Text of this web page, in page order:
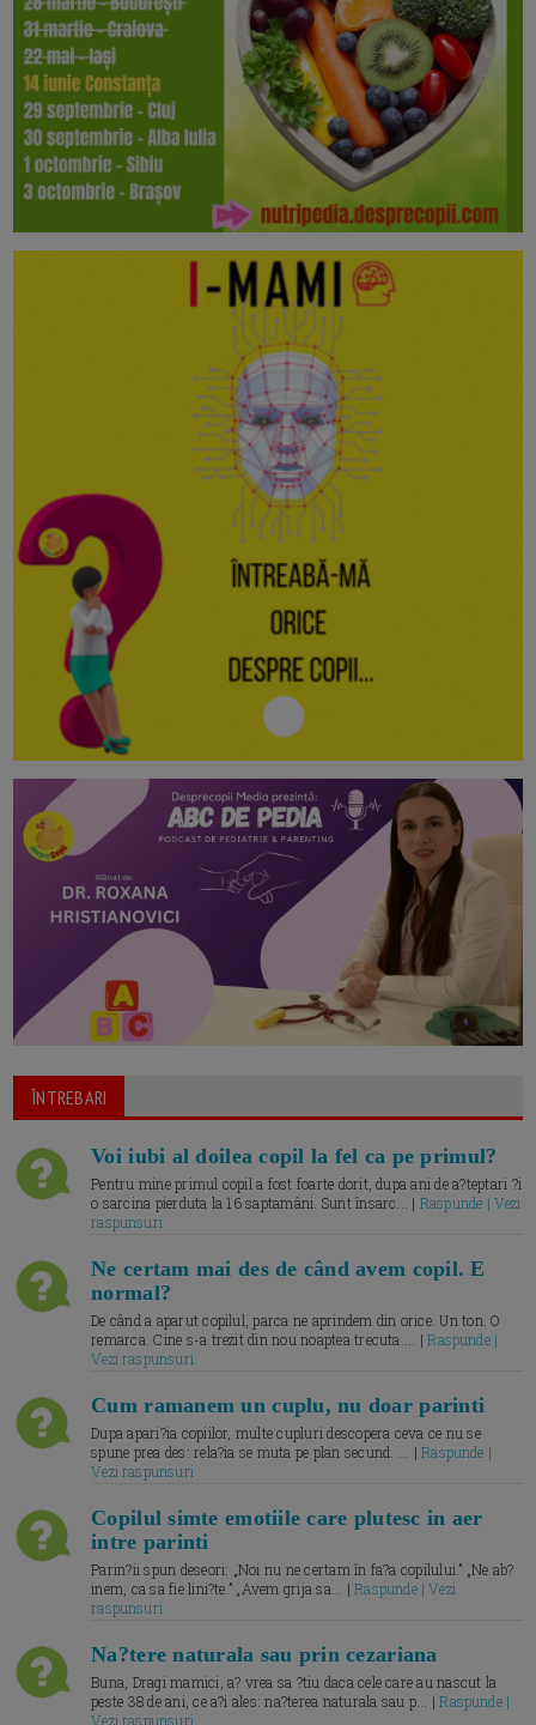
ÎNTREBARI
Voi iubi al doilea copil la fel ca pe primul?
Pentru mine primul copil a fost foarte dorit, dupa ani de a?teptari ?i
o sarcina pierduta la 16 saptamâni. Sunt însarc... | Raspunde | Vezi
raspunsuri
Ne certam mai des de când avem copil. E
normal?
De când a aparut copilul, parca ne aprindem din orice. Un ton. O
remarca. Cine s-a trezit din nou noaptea trecuta.... |Raspunde |
Vezi raspunsuri
Cum ramanem un cuplu, nu doar parinti
Dupa apari?ia copiilor, multe cupluri descopera ceva ce nu se
spune prea des: rela?ia se muta pe plan secund. ... |Raspunde |
Vezi raspunsuri
Copilul simte emotiile care plutesc in aer
intre parinti
Parin?ii spun deseori: „Noi nu ne certam în fa?a copilului.” „Ne ab?
inem, ca sa fie lini?te.” „Avem grija sa... |Raspunde | Vezi
raspunsuri
Na?tere naturala sau prin cezariana
Buna, Dragi mamici, a? vrea sa ?tiu daca cele care au nascut la
peste 38 de ani, ce a?i ales: na?terea naturala sau p... |Raspunde |
Vezi raspunsuri